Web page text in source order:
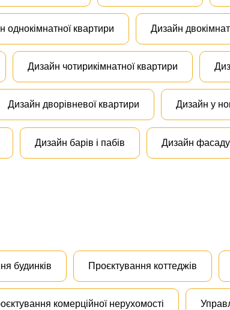
однокімнатної квартири Дизайн
Дизайн чотирикімнатної квартири
Дизайн дворівневої квартири Дизайн у
Дизайн барів і пабів Дизайн
будинків Проєктування коттеджів
комерційної нерухомості